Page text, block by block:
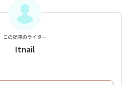
この記事のライター
Itnail